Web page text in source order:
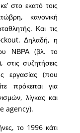
στο εκατό τοις
κανονική
Και τις
Δηλαδή, η
ΝΒΡΑ (βλ. το
στις συζητήσεις
εργασίας (που
πρόκειται για
λίγκας και
agency).
το 1996 κάτι